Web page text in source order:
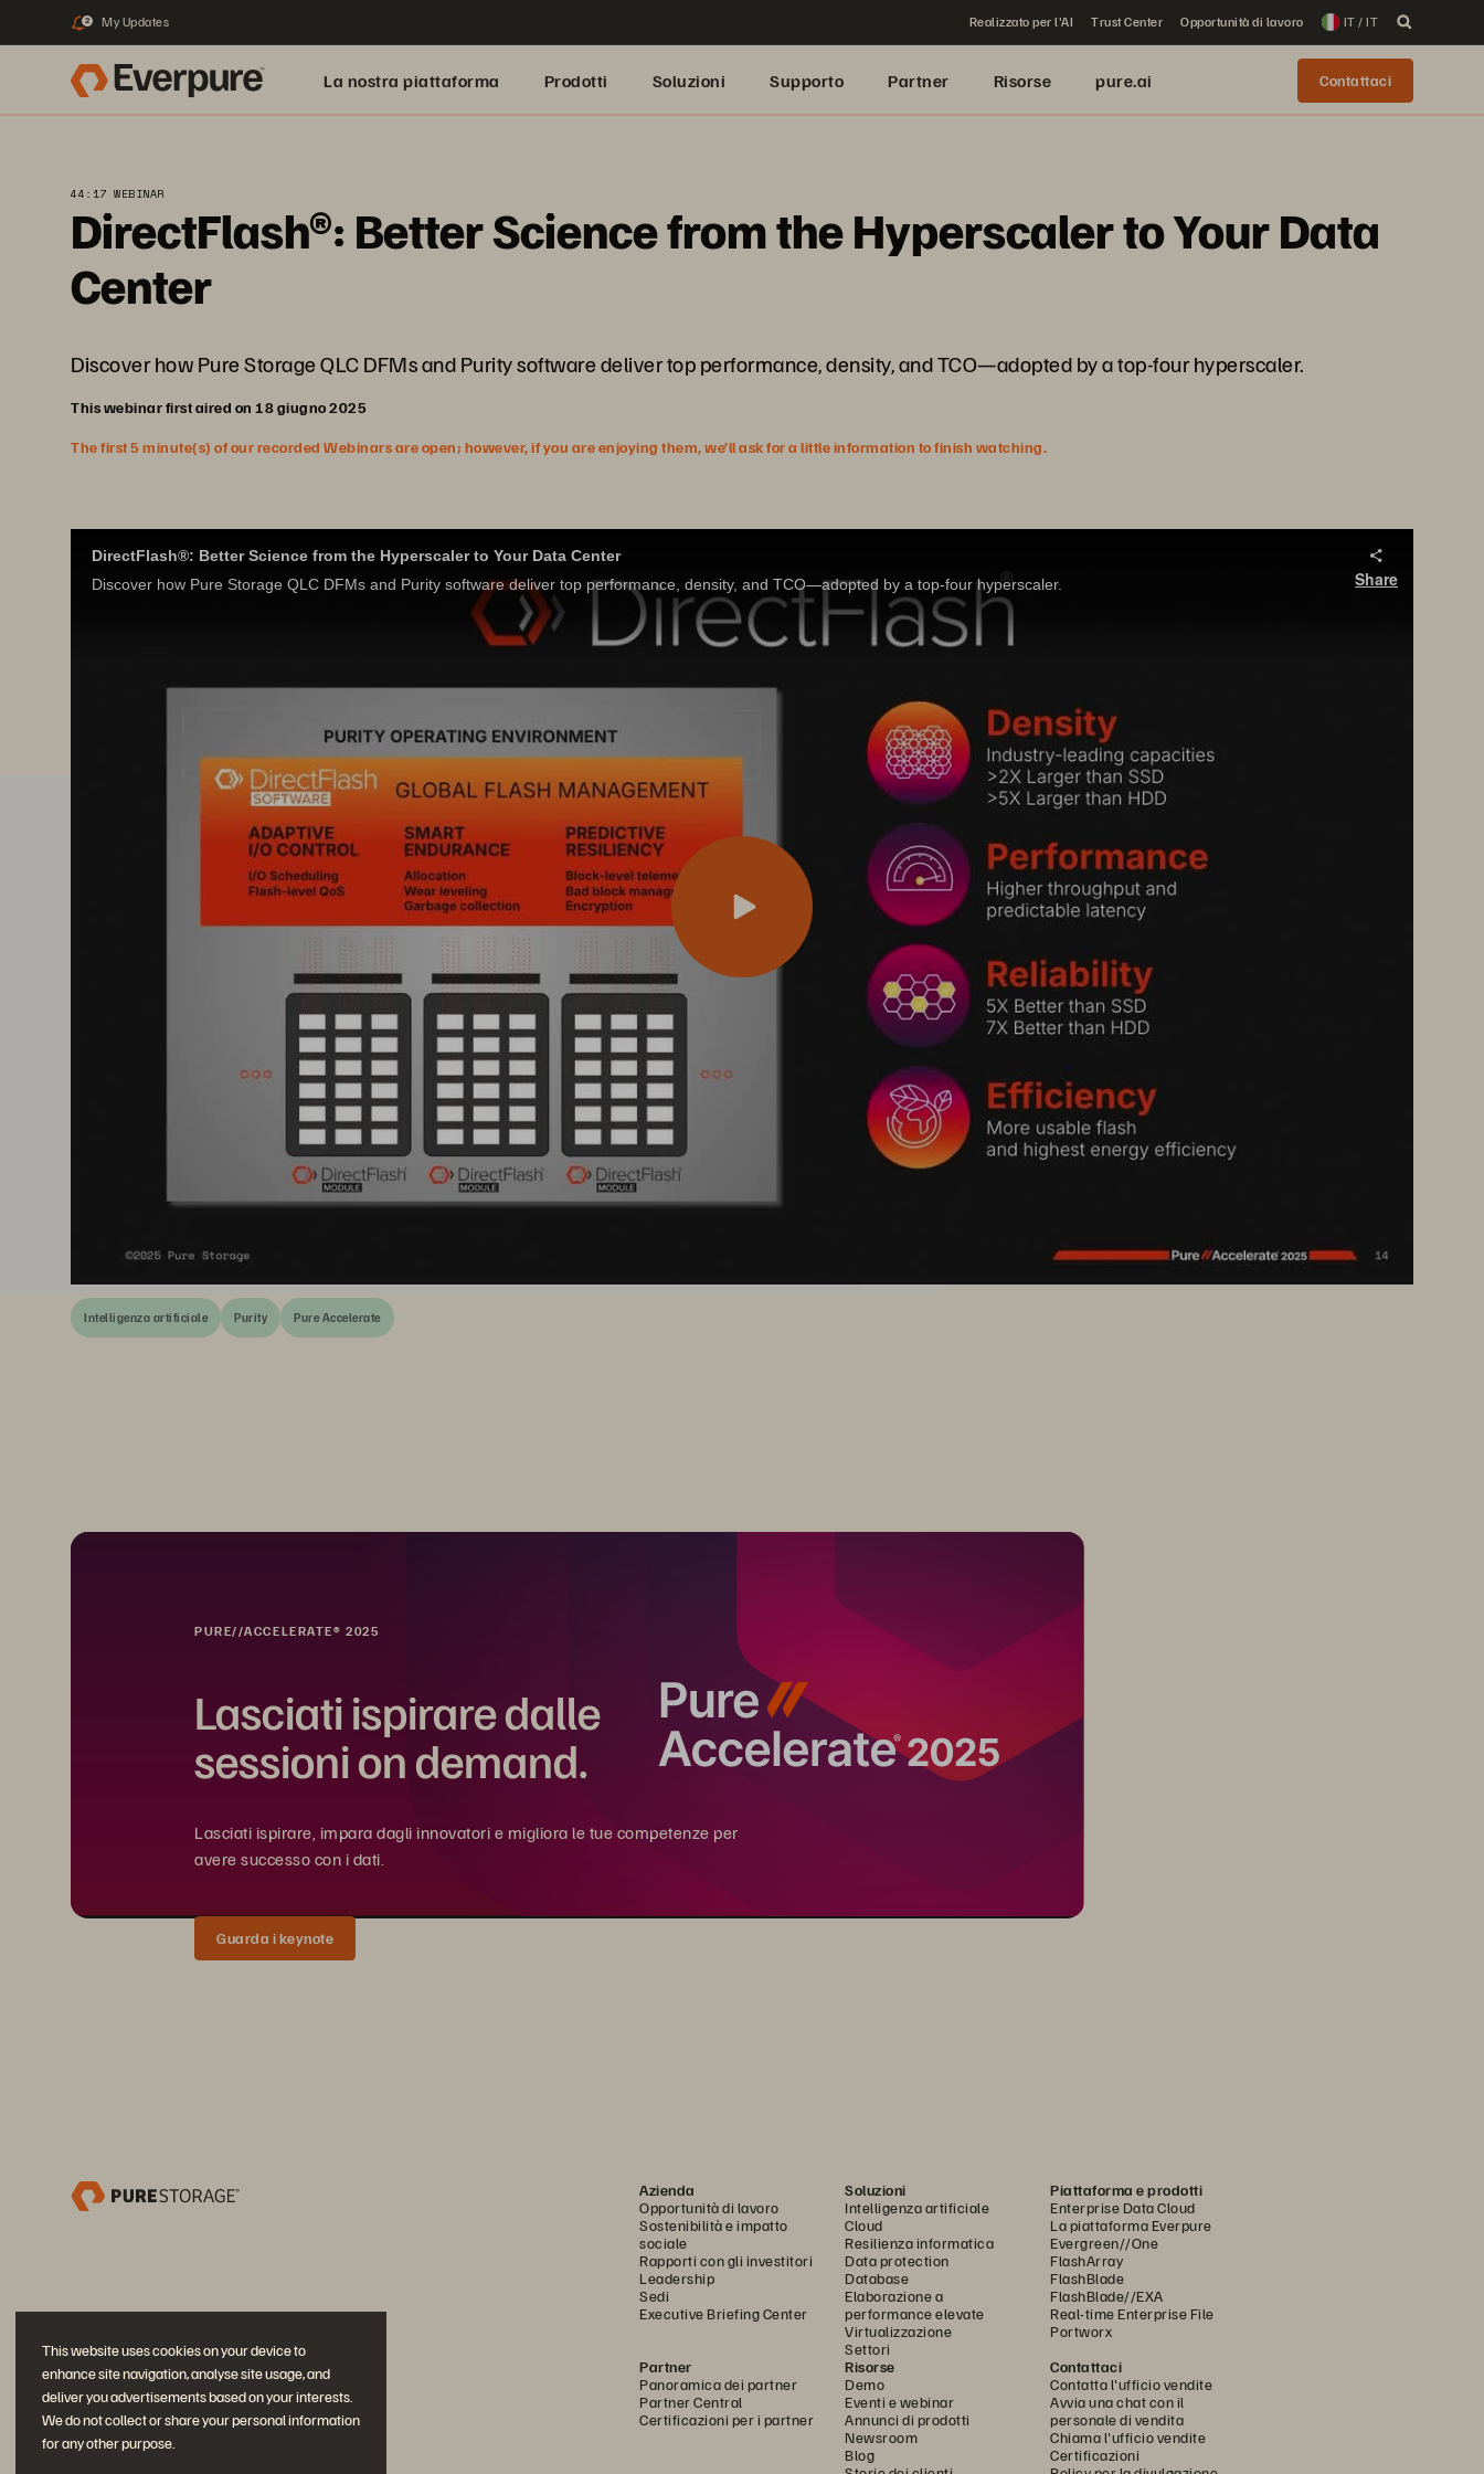
This website uses cookies on your device to
enhance site navigation, analyse site usage, and
deliver you advertisements based on your interests.
We do not collect or share your personal information
for any other purpose.
2 My Updates Realizzato per l'AI Trust Center Opportunità di lavoro IT / IT
La nostra piattaforma Prodotti Soluzioni Supporto Partner Risorse pure.ai Contattaci
44:17 WEBINAR
DirectFlash®: Better Science from the Hyperscaler to Your Data
Center
Discover how Pure Storage QLC DFMs and Purity software deliver top performance, density, and TCO—adopted by a top-four hyperscaler.
This webinar first aired on 18 giugno 2025
The first 5 minute(s) of our recorded Webinars are open; however, if you are enjoying them, we’ll ask for a little information to finish watching.
DirectFlash®: Better Science from the Hyperscaler to Your Data Center
Discover how Pure Storage QLC DFMs and Purity software deliver top performance, density, and TCO—adopted by a top-four hyperscaler.
Share
Intelligenza artificiale Purity Pure Accelerate
PURE//ACCELERATE® 2025
Lasciati ispirare dalle
sessioni on demand.
Lasciati ispirare, impara dagli innovatori e migliora le tue competenze per
avere successo con i dati.
Guarda i keynote
Azienda
Opportunità di lavoro
Sostenibilità e impatto
sociale
Rapporti con gli investitori
Leadership
Sedi
Executive Briefing Center
Soluzioni
Intelligenza artificiale
Cloud
Resilienza informatica
Data protection
Database
Elaborazione a
performance elevate
Virtualizzazione
Settori
Piattaforma e prodotti
Enterprise Data Cloud
La piattaforma Everpure
Evergreen//One
FlashArray
FlashBlade
FlashBlade//EXA
Real-time Enterprise File
Portworx
Partner
Panoramica dei partner
Partner Central
Certificazioni per i partner
Risorse
Demo
Eventi e webinar
Annunci di prodotti
Newsroom
Blog
Contattaci
Contatta l'ufficio vendite
Avvia una chat con il
personale di vendita
Chiama l'ufficio vendite
Certificazioni